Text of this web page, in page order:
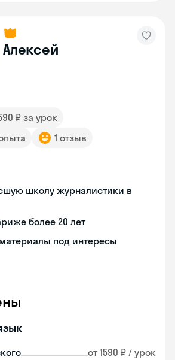
Алексей
₽ за урок
1 отзыв
школу журналистики в
более 20 лет
под интересы
от 1590 ₽ / урок